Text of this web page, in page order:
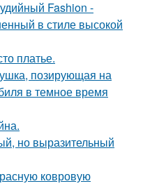
Fashion -
в стиле высокой
платье.
позирующая на
в темное время
но выразительный
ковровую